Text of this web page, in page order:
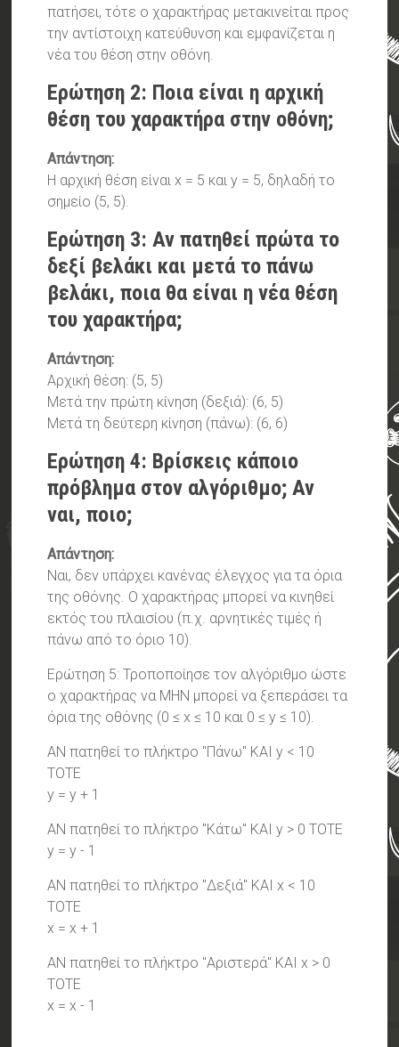
πατήσει, τότε ο χαρακτήρας μετακινείται προς
την αντίστοιχη κατεύθυνση και εμφανίζεται η
νέα του θέση στην οθόνη.
Ερώτηση 2: Ποια είναι η αρχική
θέση του χαρακτήρα στην οθόνη;
Απάντηση:
Η αρχική θέση είναι x = 5 και y = 5, δηλαδή το
σημείο (5, 5).
Ερώτηση 3: Αν πατηθεί πρώτα το
δεξί βελάκι και μετά το πάνω
βελάκι, ποια θα είναι η νέα θέση
του χαρακτήρα;
Απάντηση:
Αρχική θέση: (5, 5)
Μετά την πρώτη κίνηση (δεξιά): (6, 5)
Μετά τη δεύτερη κίνηση (πάνω): (6, 6)
Ερώτηση 4: Βρίσκεις κάποιο
πρόβλημα στον αλγόριθμο; Αν
ναι, ποιο;
Απάντηση:
Ναι, δεν υπάρχει κανένας έλεγχος για τα όρια
της οθόνης. Ο χαρακτήρας μπορεί να κινηθεί
εκτός του πλαισίου (π.χ. αρνητικές τιμές ή
πάνω από το όριο 10).
Ερώτηση 5: Τροποποίησε τον αλγόριθμο ώστε
ο χαρακτήρας να ΜΗΝ μπορεί να ξεπεράσει τα
όρια της οθόνης (0 ≤ x ≤ 10 και 0 ≤ y ≤ 10).
ΑΝ πατηθεί το πλήκτρο "Πάνω" ΚΑΙ y < 10
ΤΟΤΕ
y = y + 1
ΑΝ πατηθεί το πλήκτρο "Κάτω" ΚΑΙ y > 0 ΤΟΤΕ
y = y - 1
ΑΝ πατηθεί το πλήκτρο "Δεξιά" ΚΑΙ x < 10
ΤΟΤΕ
x = x + 1
ΑΝ πατηθεί το πλήκτρο "Αριστερά" ΚΑΙ x > 0
ΤΟΤΕ
x = x - 1